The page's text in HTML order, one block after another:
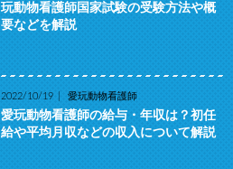
玩動物看護師国家試験の受験方法や概
要などを解説
2022/10/19 愛玩動物看護師
愛玩動物看護師の給与・年収は？初任
給や平均月収などの収入について解説